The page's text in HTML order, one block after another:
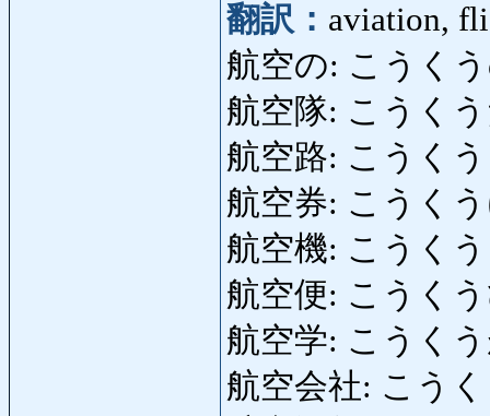
翻訳： aviation,
航空の: こうくう
航空隊: こうく
航空路: こうく
航空券: こうく
航空機: こうく
航空便: こうく
航空学: こうく
航空会社: こう